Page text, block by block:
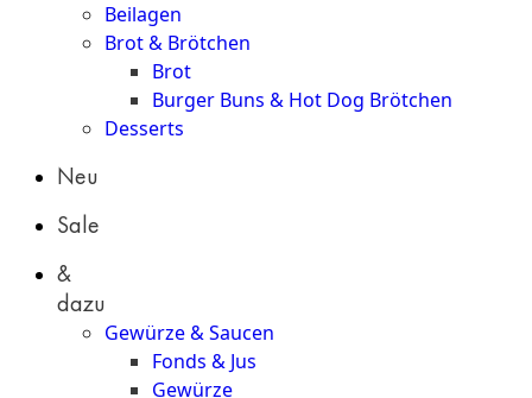
Beilagen
Brot & Brötchen
Brot
Burger Buns & Hot Dog Brötchen
Desserts
Neu
Sale
&
dazu
Gewürze & Saucen
Fonds & Jus
Gewürze